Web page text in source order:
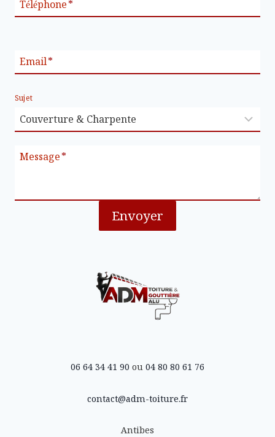
Téléphone *
Email*
Sujet
Message *
Envoyer
06 64 34 41 90 ou 04 80 80 61 76
contact@adm-toiture.fr
Antibes